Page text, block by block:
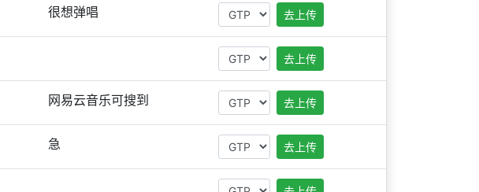
很想弹唱 去上传
去上传
网易云音乐可搜到 去上传
急 去上传